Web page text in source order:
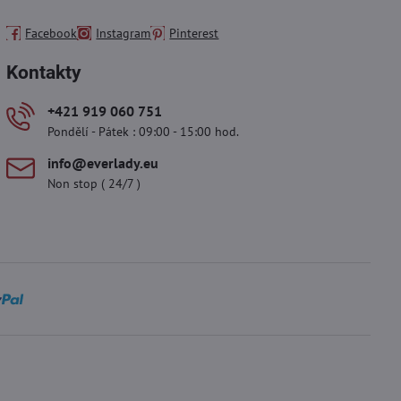
Facebook Instagram Pinterest
Kontakty
+421 919 060 751
Pondělí - Pátek : 09:00 - 15:00 hod.
info​@everlady​.eu
Non stop ( 24/7 )